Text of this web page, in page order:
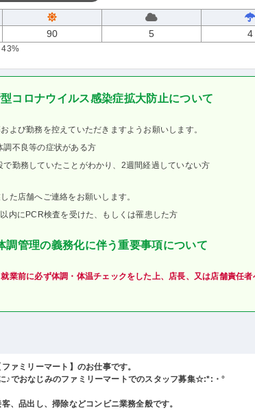
90 5 4
43%
コロナウイルス感染症拡大防止について
よび勤務を控えていただきますようお願いします。
調不良等の症状がある方
で勤務していたことがわかり、2週間経過していない方
た店舗へご連絡をお願いします。
内にPCR検査を受けた、もしくは罹患した方
調管理の義務化に伴う重要事項について
就業前に必ず体調・体温チェックをした上、店長、又は店舗責任者
ァミリーマート】のお仕事です。
♪でおなじみのファミリーマートでのスタッフ募集☆:*:・°
、品出し、掃除などコンビニ業務全般です。